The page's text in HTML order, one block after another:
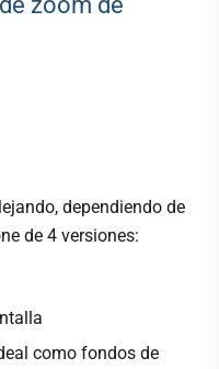
dependiendo de
de 4 versiones:
como fondos de